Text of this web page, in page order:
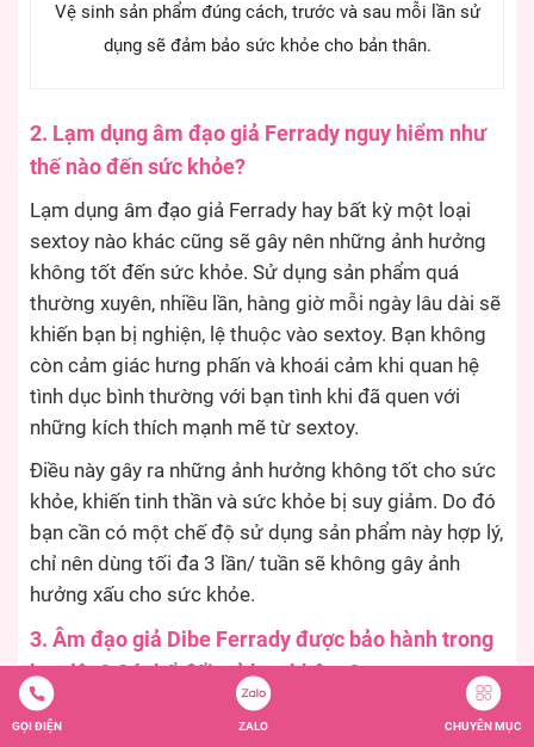
Vệ sinh sản phẩm đúng cách, trước và sau mỗi lần sử
dụng sẽ đảm bảo sức khỏe cho bản thân.
2. Lạm dụng âm đạo giả Ferrady nguy hiểm như
thế nào đến sức khỏe?
Lạm dụng âm đạo giả Ferrady hay bất kỳ một loại
sextoy nào khác cũng sẽ gây nên những ảnh hưởng
không tốt đến sức khỏe. Sử dụng sản phẩm quá
thường xuyên, nhiều lần, hàng giờ mỗi ngày lâu dài sẽ
khiến bạn bị nghiện, lệ thuộc vào sextoy. Bạn không
còn cảm giác hưng phấn và khoái cảm khi quan hệ
tình dục bình thường với bạn tình khi đã quen với
những kích thích mạnh mẽ từ sextoy.
Điều này gây ra những ảnh hưởng không tốt cho sức
khỏe, khiến tinh thần và sức khỏe bị suy giảm. Do đó
bạn cần có một chế độ sử dụng sản phẩm này hợp lý,
chỉ nên dùng tối đa 3 lần/ tuần sẽ không gây ảnh
hưởng xấu cho sức khỏe.
3. Âm đạo giả Dibe Ferrady được bảo hành trong
bao lâu? Có thể đổi trả hay không?
Khi mua âm đạo giả tự động Dibe Ferrady tại Shop
GỌI ĐIỆN ZALO CHUYÊN MỤC